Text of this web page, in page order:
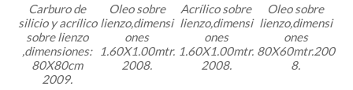
Carburo de
silicio y acrílico
sobre lienzo
,dimensiones:
80X80cm
2009.
Oleo sobre
lienzo,dimensi
ones
1.60X1.00mtr.
2008.
Acrílico sobre
lienzo,dimensi
ones
1.60X1.00mtr.
2008.
Oleo sobre
lienzo,dimensi
ones
80X60mtr.200
8.